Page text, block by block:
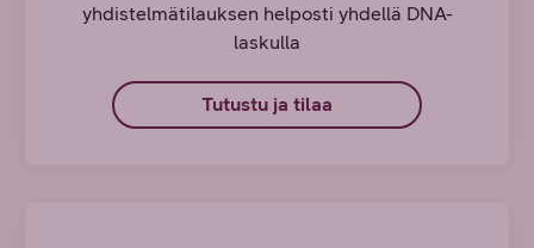
yhdistelmätilauksen helposti yhdellä DNA-
laskulla
Tutustu ja tilaa